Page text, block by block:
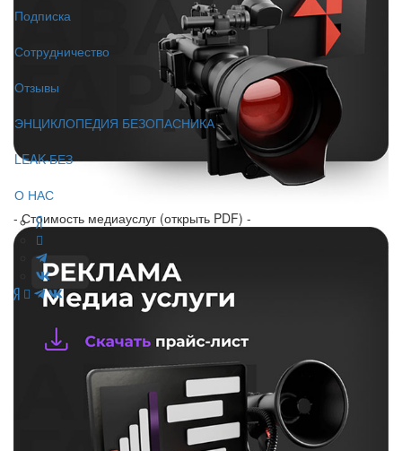
Подписка
Сотрудничество
Отзывы
ЭНЦИКЛОПЕДИЯ БЕЗОПАСНИКА
LEAK-БЕЗ
О НАС
- Стоимость медиауслуг (открыть PDF) -